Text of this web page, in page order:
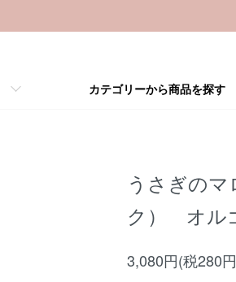
カテゴリーから商品を探す
うさぎの
ク） オル
3,080円(税280